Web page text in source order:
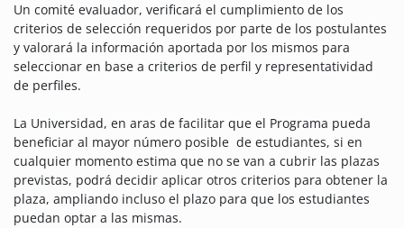
Un comité evaluador, verificará el cumplimiento de los
criterios de selección requeridos por parte de los postulantes
y valorará la información aportada por los mismos para
seleccionar en base a criterios de perfil y representatividad
de perfiles.
La Universidad, en aras de facilitar que el Programa pueda
beneficiar al mayor número posible de estudiantes, si en
cualquier momento estima que no se van a cubrir las plazas
previstas, podrá decidir aplicar otros criterios para obtener la
plaza, ampliando incluso el plazo para que los estudiantes
puedan optar a las mismas.